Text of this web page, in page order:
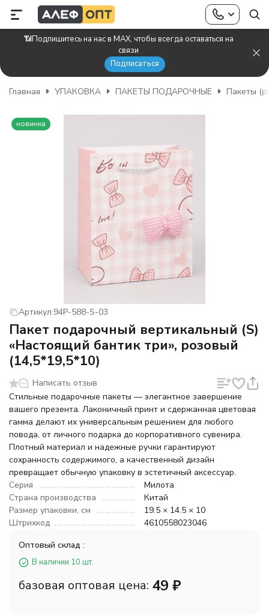
📶Подпишитесь на нас в MAX, чтобы всегда оставаться на
связи
Подписаться
Главная УПАКОВКА ПАКЕТЫ ПОДАРОЧНЫЕ Пакеты
новинка
Артикул:94P-588-S-03
Пакет подарочный вертикальный (S)
«Настоящий бантик три», розовый
(14,5*19,5*10)
Написать отзыв
Стильные подарочные пакеты — элегантное завершение
вашего презента. Лаконичный принт и сдержанная цветовая
гамма делают их универсальным решением для любого
повода, от личного подарка до корпоративного сувенира.
Плотный материал и надежные ручки гарантируют
сохранность содержимого, а качественный дизайн
превращает обычную упаковку в эстетичный аксессуар.
Серия
Милота
Страна производства
Китай
Размер упаковки, см
19.5 × 14.5 × 10
Штрихкод
4610558023046
Оптовый склад :
В наличии 10 шт.
базовая оптовая цена: 49 ₽